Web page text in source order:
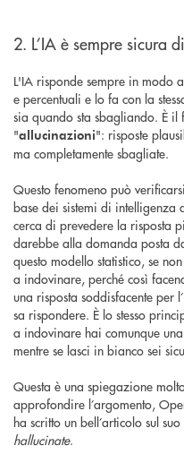
2. L’IA è sempre sicura
L'IA risponde sempre in modo
e percentuali e lo fa con la
sia quando sta sbagliando. È il
"allucinazioni": risposte
ma completamente sbagliate.
Questo fenomeno può
base dei sistemi di intelligenza
cerca di prevedere la risposta
darebbe alla domanda posta
questo modello statistico, se
a indovinare, perché così
una risposta soddisfacente per
sa rispondere. È lo stesso
a indovinare hai comunque
mentre se lasci in bianco sei
Questa è una spiegazione
approfondire l’argomento,
ha scritto un bell’articolo sul
hallucinate.